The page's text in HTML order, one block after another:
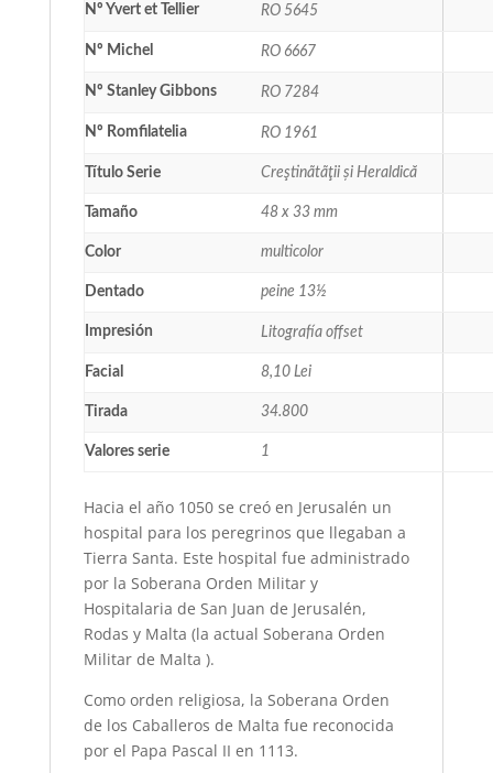
Nº Yvert et Tellier RO 5645
Nº Michel RO 6667
Nº Stanley Gibbons RO 7284
Nº Romfilatelia RO 1961
Título Serie Creştinãtãţii și Heraldică
Tamaño 48 x 33 mm
Color multicolor
Dentado peine 13½
Impresión Litografía offset
Facial 8,10 Lei
Tirada 34.800
Valores serie 1
Hacia el año 1050 se creó en Jerusalén un
hospital para los peregrinos que llegaban a
Tierra Santa. Este hospital fue administrado
por la Soberana Orden Militar y
Hospitalaria de San Juan de Jerusalén,
Rodas y Malta (la actual Soberana Orden
Militar de Malta ).
Como orden religiosa, la Soberana Orden
de los Caballeros de Malta fue reconocida
por el Papa Pascal II en 1113.